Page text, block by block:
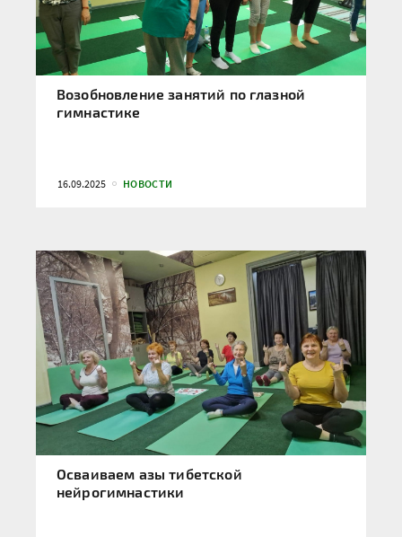
Возобновление занятий по глазной
гимнастике
16.09.2025 НОВОСТИ
Осваиваем азы тибетской
нейрогимнастики